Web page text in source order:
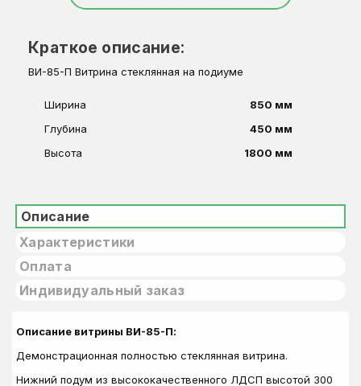
Краткое описание:
ВИ-85-П Витрина стеклянная на подиуме
Ширина
850 мм
Глубина
450 мм
Высота
1800 мм
Описание
Характеристики
Оплата
Индивидуальный заказ
Описание витрины ВИ-85-П:
Демонстрационная полностью стеклянная витрина.
Нижний подум из высококачественного ЛДСП высотой 300